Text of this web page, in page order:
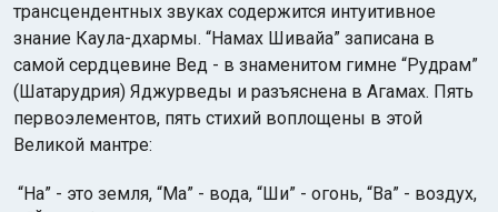
трансцендентных звуках содержится интуитивное
знание Каула-дхармы. “Намах Шивайа” записана в
самой сердцевине Вед - в знаменитом гимне “Рудрам”
(Шатарудрия) Яджурведы и разъяснена в Агамах. Пять
первоэлементов, пять стихий воплощены в этой
Великой мантре:
“На” - это земля, “Ма” - вода, “Ши” - огонь, “Ва” - воздух,